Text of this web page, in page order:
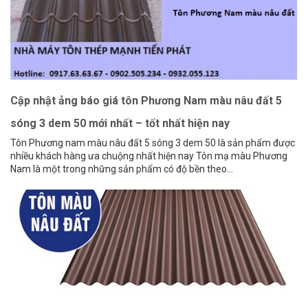
Cập nhật ảng báo giá tôn Phương Nam màu nâu đất 5
sóng 3 dem 50 mới nhất – tốt nhất hiện nay
Tôn Phương nam màu nâu đất 5 sóng 3 dem 50 là sản phẩm được
nhiều khách hàng ưa chuộng nhất hiện nay Tôn mạ màu Phương
Nam là một trong những sản phẩm có độ bền theo...